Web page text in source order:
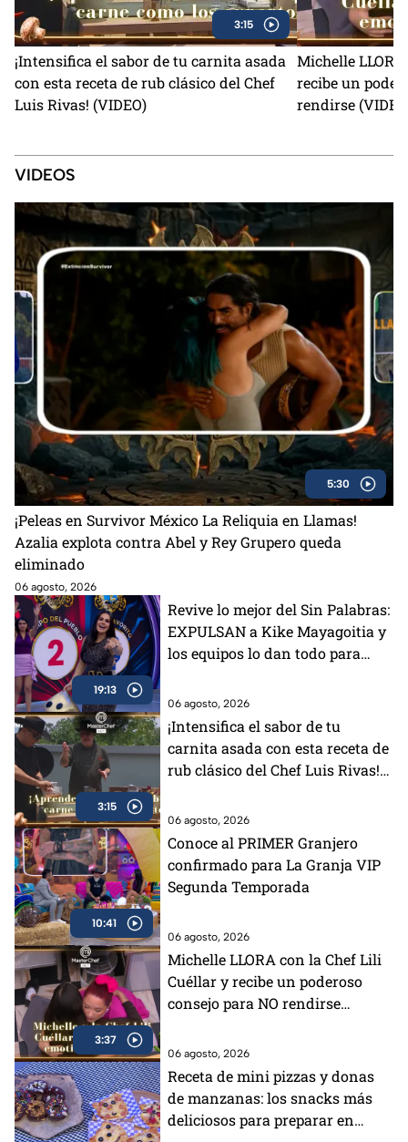
3:15
¡Intensifica el sabor de tu carnita asada
con esta receta de rub clásico del Chef
Luis Rivas! (VIDEO)
Michelle
recibe un
rendirse
VIDEOS
5:30
¡Peleas en Survivor México La Reliquia en Llamas!
Azalia explota contra Abel y Rey Grupero queda
eliminado
06 agosto, 2026
19:13
Revive lo mejor del Sin Palabras:
EXPULSAN a Kike Mayagoitia y
los equipos lo dan todo para
06 agosto, 2026
3:15
¡Intensifica el sabor de tu
carnita asada con esta receta de
rub clásico del Chef Luis Rivas!
06 agosto, 2026
10:41
Conoce al PRIMER Granjero
confirmado para La Granja VIP
Segunda Temporada
06 agosto, 2026
3:37
Michelle LLORA con la Chef Lili
Cuéllar y recibe un poderoso
consejo para NO rendirse
06 agosto, 2026
Receta de mini pizzas y donas
de manzanas: los snacks más
deliciosos para preparar en